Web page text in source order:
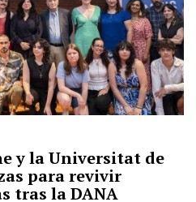
y la Universitat de
para revivir
tras la DANA